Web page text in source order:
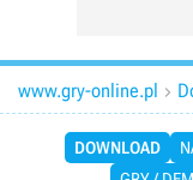
www.gry-online.pl 
DOWNLOAD